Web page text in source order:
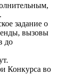
задание о
вызовы
до
Конкурса во